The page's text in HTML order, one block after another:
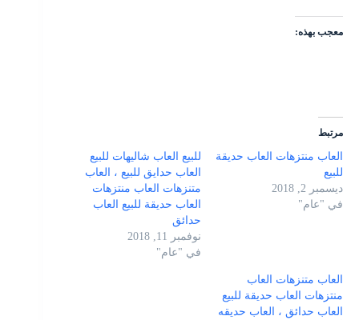
معجب بهذه:
مرتبط
العاب منتزهات العاب حديقة
للبيع
ديسمبر 2, 2018
في "عام"
للبيع العاب شاليهات للبيع
العاب حدايق للبيع ، العاب
متنزهات العاب منتزهات
العاب حديقة للبيع العاب
حدائق
نوفمبر 11, 2018
في "عام"
العاب متنزهات العاب
منتزهات العاب حديقة للبيع
العاب حدائق ، العاب حديقه